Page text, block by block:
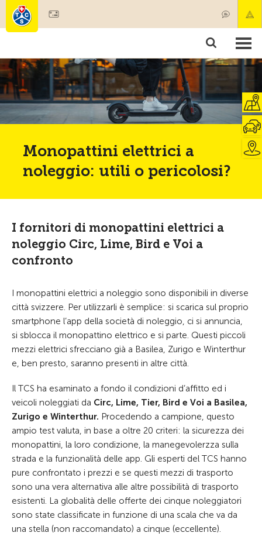
Societariato & prestazioni
Test, sicurezza & salute
Monopattini elettrici a
noleggio: utili o pericolosi?
I fornitori di monopattini elettrici a
noleggio Circ, Lime, Bird e Voi a
confronto
I monopattini elettrici a noleggio sono disponibili in diverse
città svizzere. Per utilizzarli è semplice: si scarica sul proprio
smartphone l’app della società di noleggio, ci si annuncia,
si sblocca il monopattino elettrico e si parte. Questi piccoli
mezzi elettrici sfrecciano già a Basilea, Zurigo e Winterthur
e, ben presto, saranno presenti in altre città.
Il TCS ha esaminato a fondo il condizioni d’affitto ed i
veicoli noleggiati da Circ, Lime, Tier, Bird e Voi a Basilea,
Zurigo e Winterthur. Procedendo a campione, questo
ampio test valuta, in base a oltre 20 criteri: la sicurezza dei
monopattini, la loro condizione, la manegevolerzza sulla
strada e la funzionalità delle app. Gli esperti del TCS hanno
pure confrontato i prezzi e se questi mezzi di trasporto
sono una vera alternativa alle altre possibilità di trasporto
esistenti. La globalità delle offerte dei cinque noleggiatori
sono state classificate in funzione di una scala che va da
una stella (non raccomandato) a cinque (eccellente).